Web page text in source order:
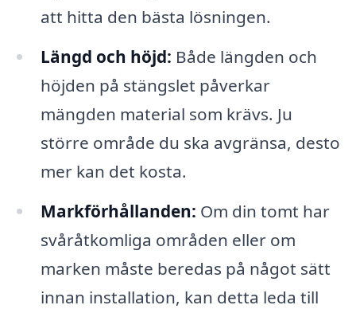
att hitta den bästa lösningen.
Längd och höjd: Både längden och
höjden på stängslet påverkar
mängden material som krävs. Ju
större område du ska avgränsa, desto
mer kan det kosta.
Markförhållanden: Om din tomt har
svåråtkomliga områden eller om
marken måste beredas på något sätt
innan installation, kan detta leda till